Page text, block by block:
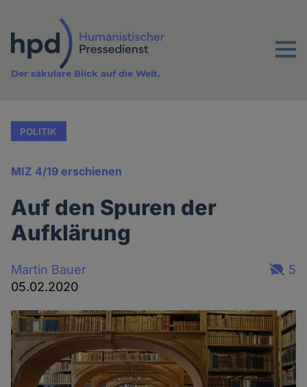
Inhalt
Menu
Der säkulare Blick auf die Welt.
POLITIK
MIZ 4/19 erschienen
Auf den Spuren der
Aufklärung
Martin Bauer
05.02.2020
5